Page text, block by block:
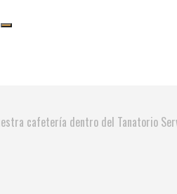
cafetería dentro del Tanatorio